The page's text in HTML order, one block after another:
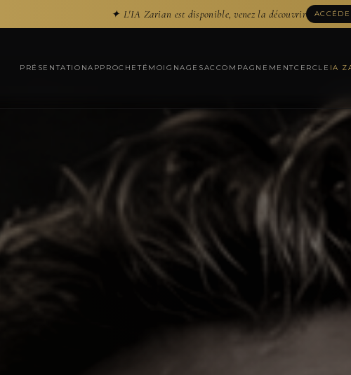
✦ L'IA Zarian est disponible, venez la découvrir
PRÉSENTATIONAPPROCHETÉMOIGNAGESACCOMPAGNEMENTCERCLE IA